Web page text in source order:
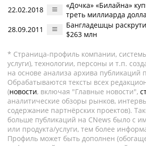
22.02.2018
«Дочка» «Билайна»
треть миллиарда
28.09.2011
Бангладешцы
$263 млн
* Страница-профиль компании,
услуги), технологии, персоны и т.п.
на основе анализа архива публикаций
Обрабатываются тексты всех
(новости, включая "Главные новости",
аналитические обзоры рынков,
содержание партнёрских проектов).
больше публикаций на CNews было с
или продукта/услуги, тем более
Профиль может быть дополнен